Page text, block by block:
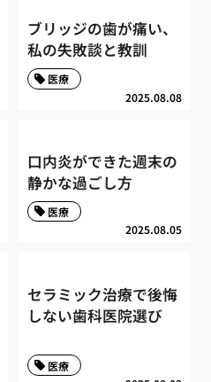
ブリッジの歯が痛い、
私の失敗談と教訓
2025.08.08
医療
口内炎ができた週末の
静かな過ごし方
2025.08.05
医療
セラミック治療で後悔
しない歯科医院選び
医療